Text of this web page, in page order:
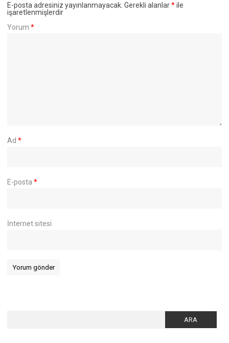
E-posta adresiniz yayınlanmayacak. Gerekli alanlar*ile
işaretlenmişlerdir
Yorum *
Ad *
E-posta *
İnternet sitesi